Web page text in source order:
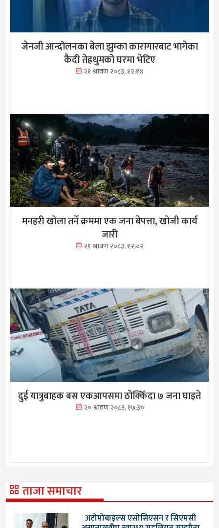
जेनजी आन्दोलनका बेला झुम्का कारागारबाट भागेका
कैदी तेह्रथुमको घरमा भेटिए
२१ श्रावण २०८३, १२:१४
मनहरी खोला तर्ने क्रममा एक जना बेपत्ता, खोजी कार्य
जारी
२१ श्रावण २०८३, १२:०२
दुई यात्रुबाहक बस एकआपसमा ठोक्किँदा ७ जना घाइते
२० श्रावण २०८३, १७:३०
ताजा समाचार
अटोमोबाइल्स एसोसिएसन र सिएमसी